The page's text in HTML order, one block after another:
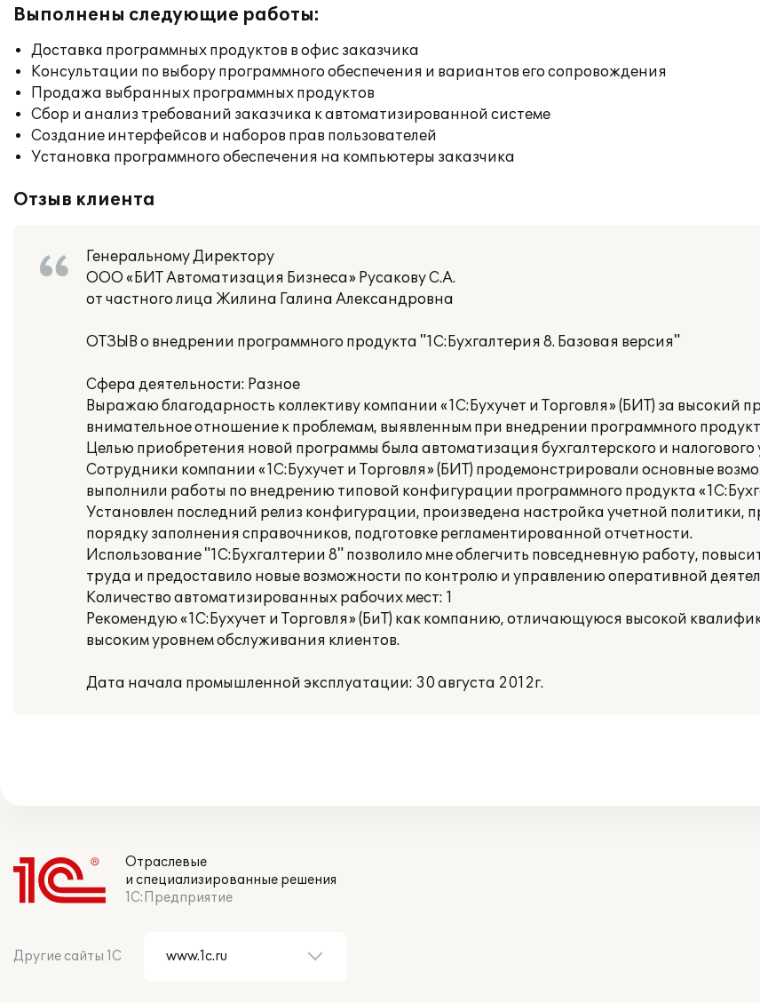
Выполнены следующие работы:
Доставка программных продуктов в офис заказчика
Консультации по выбору программного обеспечения и вариантов его сопровождения
Продажа выбранных программных продуктов
Сбор и анализ требований заказчика к автоматизированной системе
Создание интерфейсов и наборов прав пользователей
Установка программного обеспечения на компьютеры заказчика
Отзыв клиента
Генеральному Директору
ООО «БИТ Автоматизация Бизнеса» Русакову С.А.
от частного лица Жилина Галина Александровна
ОТЗЫВ о внедрении программного продукта "1С:Бухгалтерия 8. Базовая версия"
Сфера деятельности: Разное
Выражаю благодарность коллективу компании «1С:Бухучет и Торговля» (БИТ) за высокий
внимательное отношение к проблемам, выявленным при внедрении программного
Целью приобретения новой программы была автоматизация бухгалтерского и налогового
Сотрудники компании «1С:Бухучет и Торговля» (БИТ) продемонстрировали основные
выполнили работы по внедрению типовой конфигурации программного продукта
Установлен последний релиз конфигурации, произведена настройка учетной политики,
порядку заполнения справочников, подготовке регламентированной отчетности.
Использование "1С:Бухгалтерии 8" позволило мне облегчить повседневную работу,
труда и предоставило новые возможности по контролю и управлению оперативной
Количество автоматизированных рабочих мест: 1
Рекомендую «1С:Бухучет и Торговля» (БиТ) как компанию, отличающуюся высокой
высоким уровнем обслуживания клиентов.
Дата начала промышленной эксплуатации: 30 августа 2012г.
Отраслевые
и специализированные решения
1С:Предприятие
Другие сайты 1С